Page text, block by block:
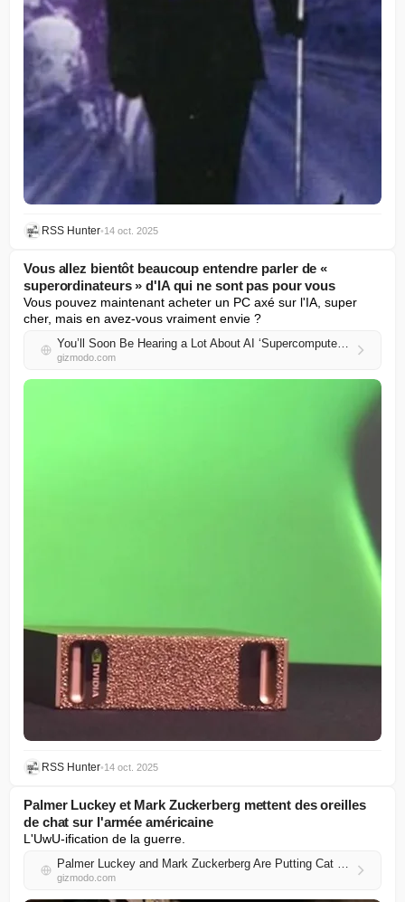
RSS Hunter•14 oct. 2025
Vous allez bientôt beaucoup entendre parler de «
superordinateurs » d'IA qui ne sont pas pour vous
Vous pouvez maintenant acheter un PC axé sur l'IA, super
cher, mais en avez-vous vraiment envie ?
You’ll Soon Be Hearing a Lot About AI ‘Supercomputers’ That Aren’t for You
gizmodo.com
RSS Hunter•14 oct. 2025
Palmer Luckey et Mark Zuckerberg mettent des oreilles
de chat sur l'armée américaine
L'UwU-ification de la guerre.
Palmer Luckey and Mark Zuckerberg Are Putting Cat Ears on the US Military
gizmodo.com